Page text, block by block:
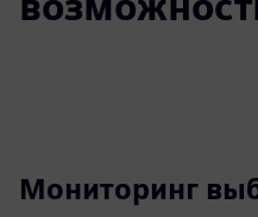
Мониторинг